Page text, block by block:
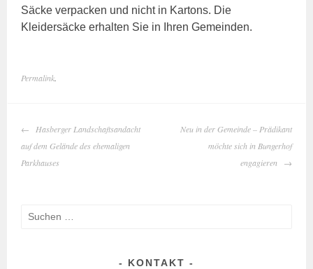
Säcke verpacken und nicht in Kartons. Die
Kleidersäcke erhalten Sie in Ihren Gemeinden.
Permalink.
BEITRAGS-
NAVIGATION
Hasberger Landschaftsandacht
auf dem Gelände des ehemaligen
Parkhauses
Neu in der Gemeinde – Prädikant
möchte sich in Bungerhof
engagieren
Suchen
KONTAKT